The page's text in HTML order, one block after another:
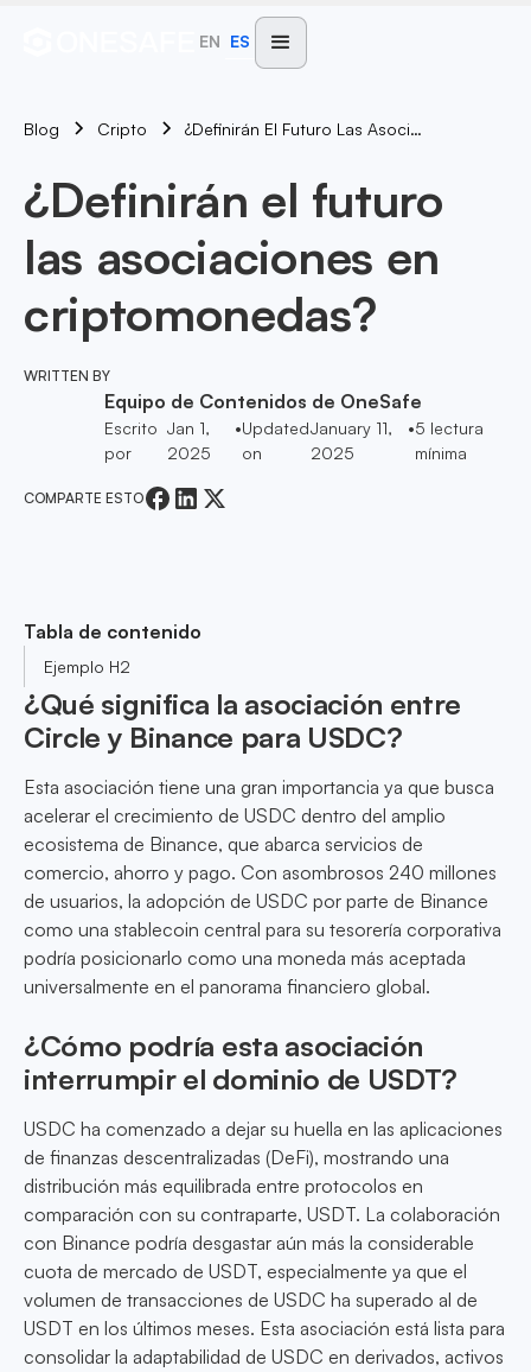
EN ES
Blog Cripto ¿Definirán El Futuro Las Asociaciones En Criptomonedas?
¿Definirán el futuro
las asociaciones en
criptomonedas?
WRITTEN BY
Equipo de Contenidos de OneSafe
Escrito
por
Jan 1,
2025
•Updated
on
January 11,
2025
•5 lectura
mínima
COMPARTE ESTO
Tabla de contenido
Ejemplo H2
¿Qué significa la asociación entre
Circle y Binance para USDC?
Esta asociación tiene una gran importancia ya que busca
acelerar el crecimiento de USDC dentro del amplio
ecosistema de Binance, que abarca servicios de
comercio, ahorro y pago. Con asombrosos 240 millones
de usuarios, la adopción de USDC por parte de Binance
como una stablecoin central para su tesorería corporativa
podría posicionarlo como una moneda más aceptada
universalmente en el panorama financiero global.
¿Cómo podría esta asociación
interrumpir el dominio de USDT?
USDC ha comenzado a dejar su huella en las aplicaciones
de finanzas descentralizadas (DeFi), mostrando una
distribución más equilibrada entre protocolos en
comparación con su contraparte, USDT. La colaboración
con Binance podría desgastar aún más la considerable
cuota de mercado de USDT, especialmente ya que el
volumen de transacciones de USDC ha superado al de
USDT en los últimos meses. Esta asociación está lista para
consolidar la adaptabilidad de USDC en derivados, activos